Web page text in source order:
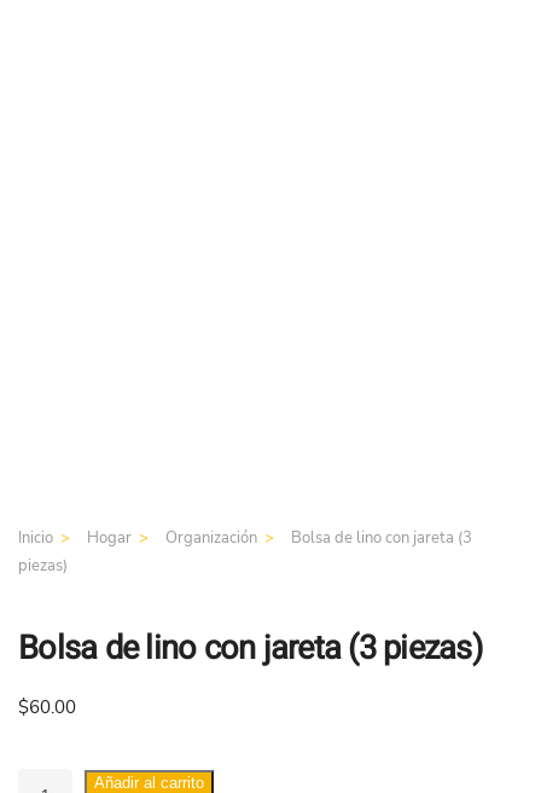
Inicio Hogar Organización
Bolsa de lino con jareta (3
piezas)
Bolsa de lino con jareta (3 piezas)
$60.00
Añadir al carrito